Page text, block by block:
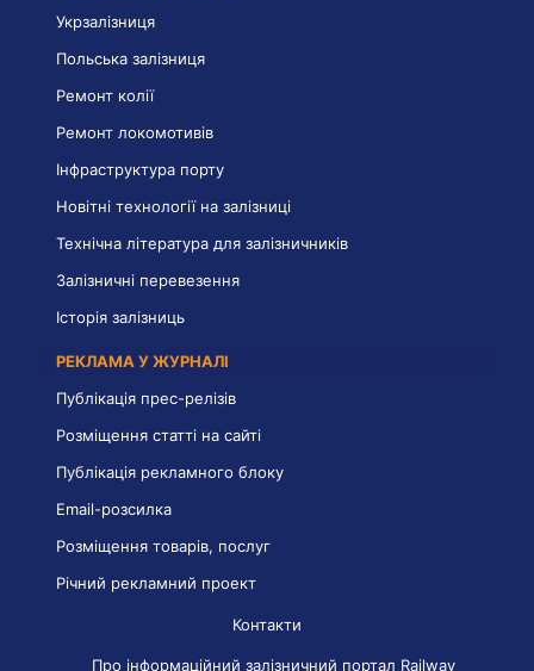
Укрзалізниця
Польська залізниця
Ремонт колії
Ремонт локомотивів
Інфраструктура порту
Новітні технології на залізниці
Технічна література для залізничників
Залізничні перевезення
Історія залізниць
РЕКЛАМА У ЖУРНАЛІ
Публікація прес-релізів
Розміщення статті на сайті
Публікація рекламного блоку
Email-розсилка
Розміщення товарів, послуг
Річний рекламний проект
Контакти
Про інформаційний залізничний портал Railway